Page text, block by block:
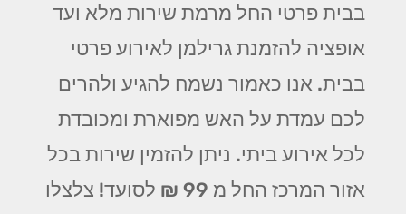
בבית פרטי החל מרמת שירות מלא ועד
אופציה להזמנת גרילמן לאירוע פרטי
בבית. אנו כאמור נשמח להגיע ולהרים
לכם עמדת על האש מפוארת ומכובדת
לכל אירוע ביתי. ניתן להזמין שירות בכל
אזור המרכז החל מ 99 ₪ לסועד! צלצלו